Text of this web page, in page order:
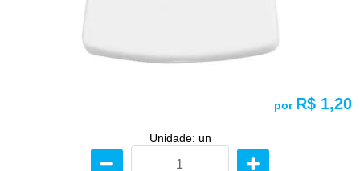
por R$ 1,20
Unidade: un